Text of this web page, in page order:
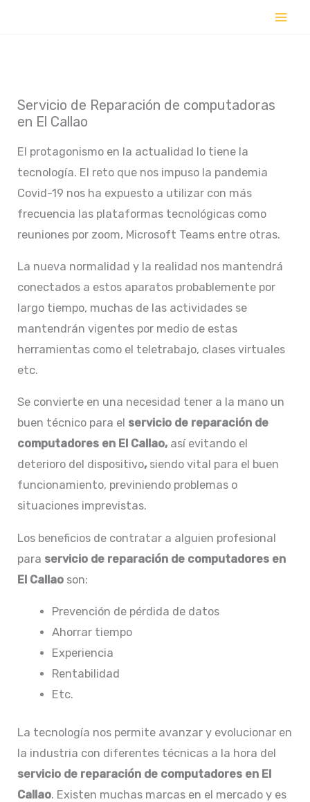
Servicio de Reparación de computadoras
en El Callao
El protagonismo en la actualidad lo tiene la
tecnología. El reto que nos impuso la pandemia
Covid-19 nos ha expuesto a utilizar con más
frecuencia las plataformas tecnológicas como
reuniones por zoom, Microsoft Teams entre otras.
La nueva normalidad y la realidad nos mantendrá
conectados a estos aparatos probablemente por
largo tiempo, muchas de las actividades se
mantendrán vigentes por medio de estas
herramientas como el teletrabajo, clases virtuales
etc.
Se convierte en una necesidad tener a la mano un
buen técnico para el servicio de reparación de
computadores en El Callao, así evitando el
deterioro del dispositivo, siendo vital para el buen
funcionamiento, previniendo problemas o
situaciones imprevistas.
Los beneficios de contratar a alguien profesional
para servicio de reparación de computadores en
El Callao son:
Prevención de pérdida de datos
Ahorrar tiempo
Experiencia
Rentabilidad
Etc.
La tecnología nos permite avanzar y evolucionar en
la industria con diferentes técnicas a la hora del
servicio de reparación de computadores en El
Callao. Existen muchas marcas en el mercado y es